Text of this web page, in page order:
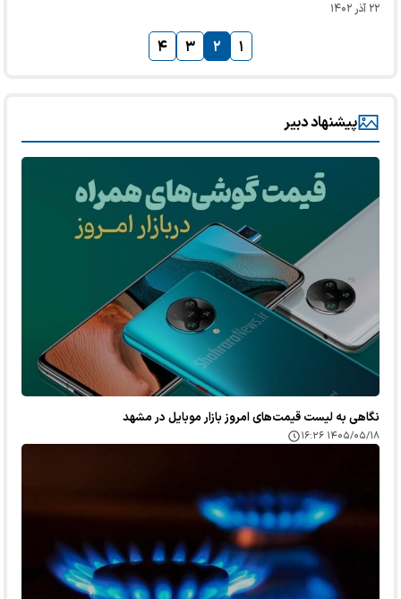
۲۲ آذر ۱۴۰۲
۱ ۲ ۳ ۴
پیشنهاد دبیر
نگاهی به لیست قیمت‌های امروز بازار موبایل در مشهد
۱۴۰۵/۰۵/۱۸ ۱۶:۲۶